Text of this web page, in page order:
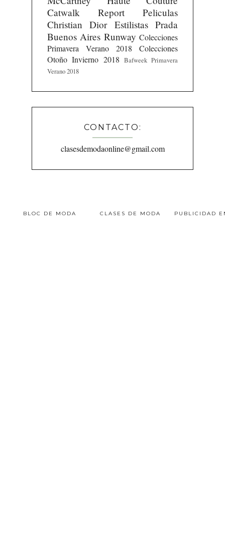
Catwalk Report
Peliculas
Christian Dior Estilistas Prada
Buenos Aires Runway Colecciones
Primavera Verano 2018
Colecciones
Otoño Invierno 2018 Bafweek Primavera
Verano 2018
CONTACTO:
clasesdemodaonline@gmail.com
BLOC DE MODA CLASES DE MODA PUBLICIDAD